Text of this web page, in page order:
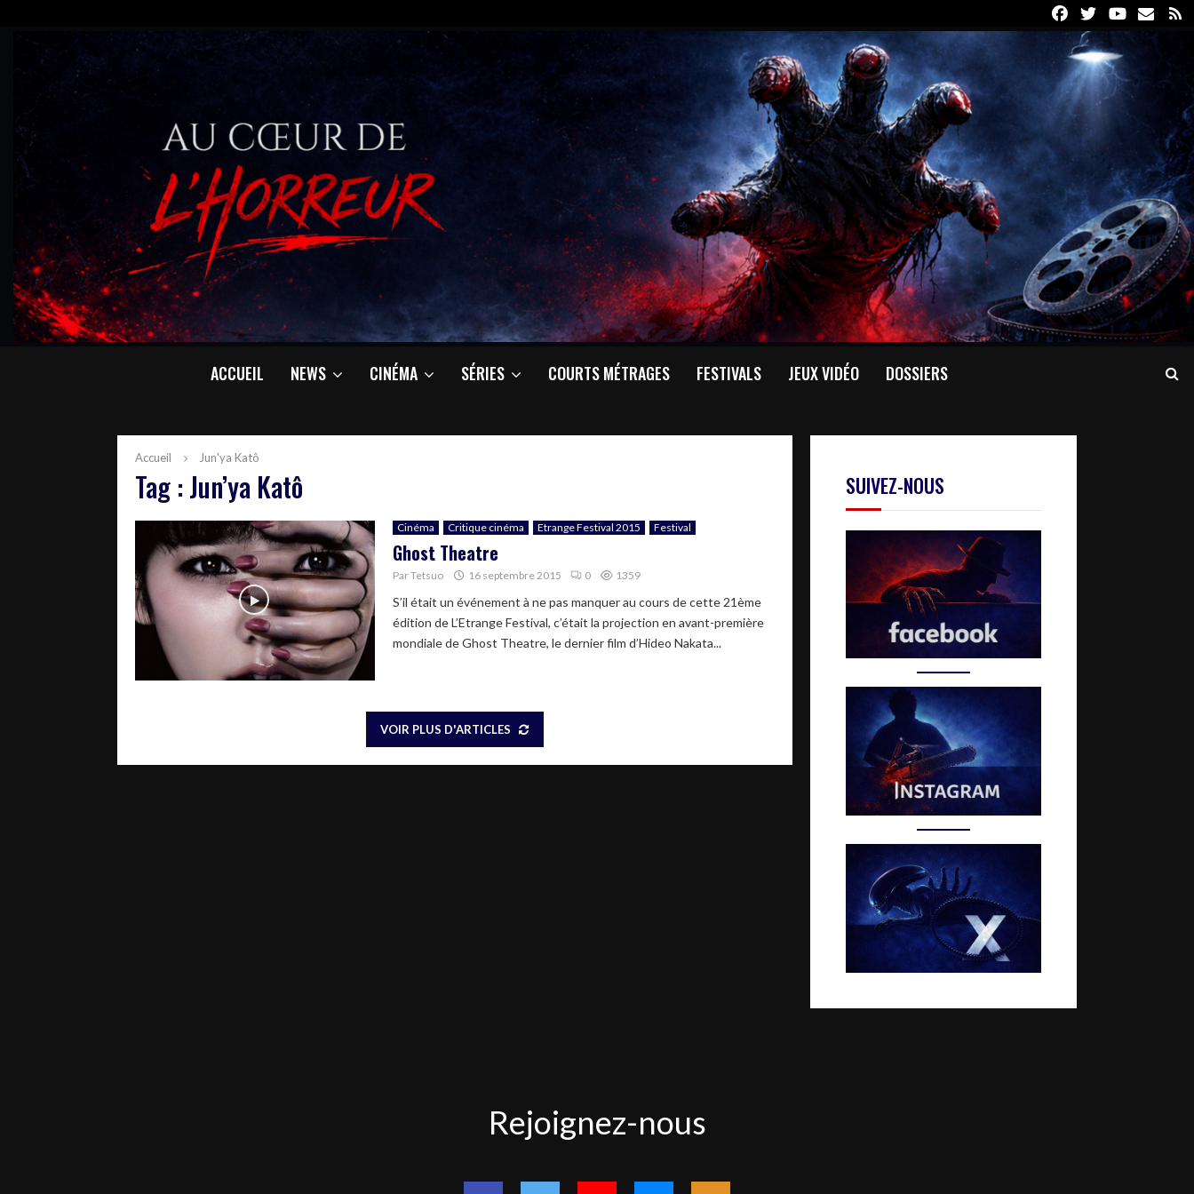
FacebookTwitterYoutube
Email
ACCUEIL NEWS CINÉMA SÉRIES COURTS MÉTRAGES FESTIVALS JEUX VIDÉO DOSSIERS
Accueil Jun'ya Katô
Tag : Jun’ya Katô
Cinéma Critique cinéma Etrange Festival 2015 Festival
Ghost Theatre
ParTetsuo 16 septembre 2015 0 1359
S’il était un événement à ne pas manquer au cours de cette 21ème
édition de L’Etrange Festival, c’était la projection en avant-première
mondiale de Ghost Theatre, le dernier film d’Hideo Nakata...
VOIR PLUS D'ARTICLES
SUIVEZ-NOUS
nous
Rejoignez-nous